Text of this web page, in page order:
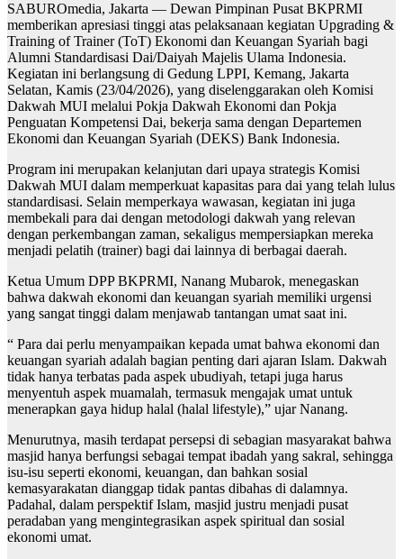
SABUROmedia, Jakarta — Dewan Pimpinan Pusat BKPRMI
memberikan apresiasi tinggi atas pelaksanaan kegiatan Upgrading &
Training of Trainer (ToT) Ekonomi dan Keuangan Syariah bagi
Alumni Standardisasi Dai/Daiyah Majelis Ulama Indonesia.
Kegiatan ini berlangsung di Gedung LPPI, Kemang, Jakarta
Selatan, Kamis (23/04/2026), yang diselenggarakan oleh Komisi
Dakwah MUI melalui Pokja Dakwah Ekonomi dan Pokja
Penguatan Kompetensi Dai, bekerja sama dengan Departemen
Ekonomi dan Keuangan Syariah (DEKS) Bank Indonesia.
Program ini merupakan kelanjutan dari upaya strategis Komisi
Dakwah MUI dalam memperkuat kapasitas para dai yang telah lulus
standardisasi. Selain memperkaya wawasan, kegiatan ini juga
membekali para dai dengan metodologi dakwah yang relevan
dengan perkembangan zaman, sekaligus mempersiapkan mereka
menjadi pelatih (trainer) bagi dai lainnya di berbagai daerah.
Ketua Umum DPP BKPRMI, Nanang Mubarok, menegaskan
bahwa dakwah ekonomi dan keuangan syariah memiliki urgensi
yang sangat tinggi dalam menjawab tantangan umat saat ini.
“ Para dai perlu menyampaikan kepada umat bahwa ekonomi dan
keuangan syariah adalah bagian penting dari ajaran Islam. Dakwah
tidak hanya terbatas pada aspek ubudiyah, tetapi juga harus
menyentuh aspek muamalah, termasuk mengajak umat untuk
menerapkan gaya hidup halal (halal lifestyle),” ujar Nanang.
Menurutnya, masih terdapat persepsi di sebagian masyarakat bahwa
masjid hanya berfungsi sebagai tempat ibadah yang sakral, sehingga
isu-isu seperti ekonomi, keuangan, dan bahkan sosial
kemasyarakatan dianggap tidak pantas dibahas di dalamnya.
Padahal, dalam perspektif Islam, masjid justru menjadi pusat
peradaban yang mengintegrasikan aspek spiritual dan sosial
ekonomi umat.